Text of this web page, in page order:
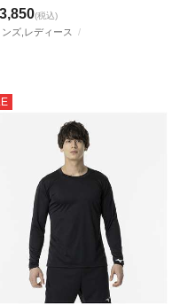
ンズ,レディース
(税込)